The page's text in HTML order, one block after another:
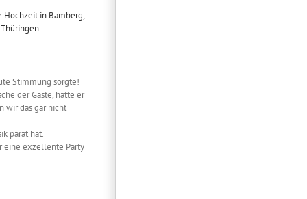
Stimmung sorgte!
der Gäste, hatte er
wir das gar nicht
parat hat.
eine exzellente Party